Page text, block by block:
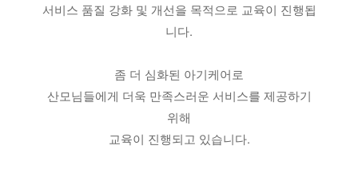
서비스 품질 강화 및 개선을 목적으로 교육이 진행됩
니다.
좀 더 심화된 아기케어로
산모님들에게 더욱 만족스러운 서비스를 제공하기
위해
교육이 진행되고 있습니다.